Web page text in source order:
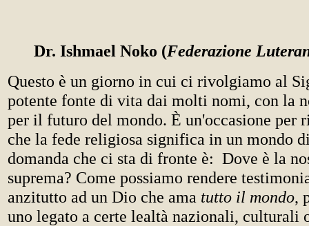
Dr. Ishmael Noko (Federazione
Questo è un giorno in cui ci rivolgiamo al
potente fonte di vita dai molti nomi, con la
per il futuro del mondo. È un'occasione per
che la fede religiosa significa in un mondo
domanda che ci sta di fronte è: Dove è la
suprema? Come possiamo rendere
anzitutto ad un Dio che ama tutto il mondo,
uno legato a certe lealtà nazionali, culturali